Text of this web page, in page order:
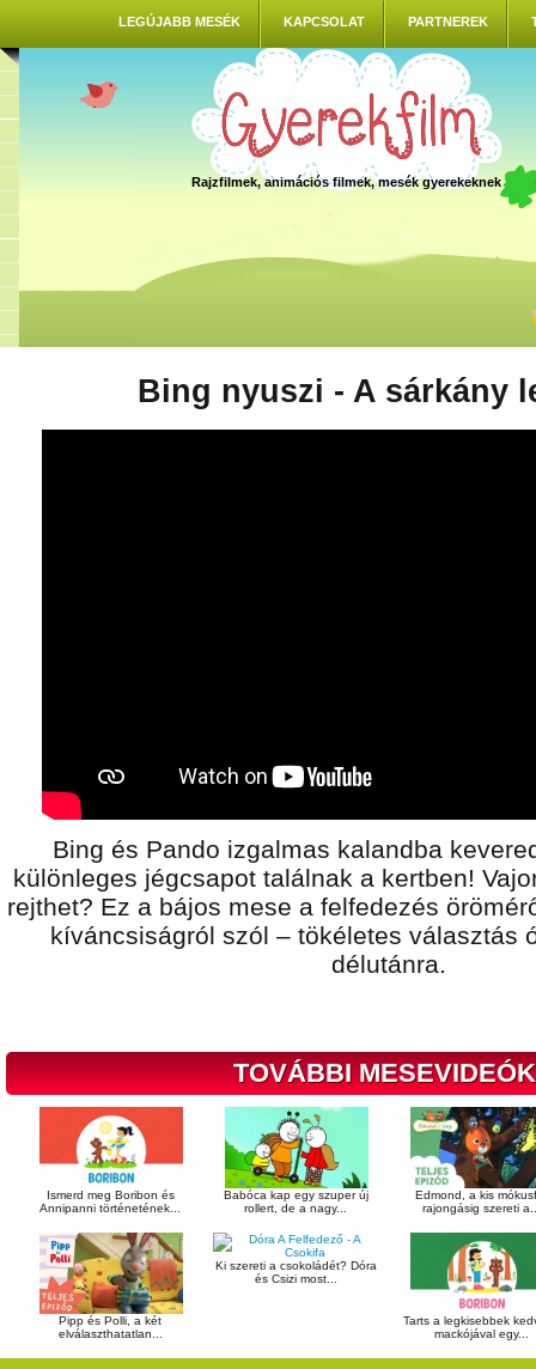
LEGÚJABB MESÉK KAPCSOLAT PARTNEREK
Rajzfilmek, animációs filmek, mesék gyerekeknek
Bing nyuszi - A sárkány
Bing és Pando izgalmas kalandba
különleges jégcsapot találnak a kertben!
rejthet? Ez a bájos mese a felfedezés
kíváncsiságról szól – tökéletes választás
délutánra.
TOVÁBBI
Ismerd meg Boribon és
Annipanni történetének...
Babóca kap egy szuper új
rollert, de a nagy...
Edmond, a kis
rajongásig szereti
Pipp és Polli, a két
elválaszthatatlan...
Ki szereti a csokoládét? Dóra
és Csizi most...
Tarts a legkisebbek
mackójával egy...